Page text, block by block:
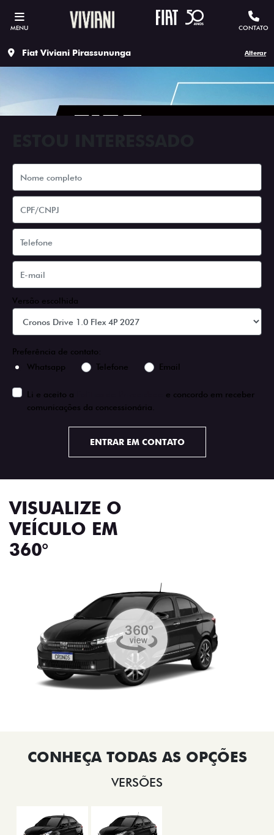
MENU CONTATO
Fiat Viviani Pirassununga Alterar
Versão escolhida
Preferência de contato:
Whatsapp
Telefone Email
Li e aceito a
e concordo em receber
comunicações da concessionária.
ENTRAR EM CONTATO
VISUALIZE O
VEÍCULO EM
360°
VERSÕES